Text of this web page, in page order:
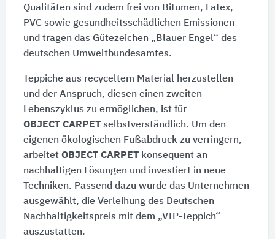
Qualitäten sind zudem frei von Bitumen, Latex,
PVC sowie gesundheitsschädlichen Emissionen
und tragen das Gütezeichen „ Blauer Engel“ des
deutschen Umweltbundesamtes.
Teppiche aus recyceltem Material herzustellen
und der Anspruch, diesen einen zweiten
Lebenszyklus zu ermöglichen, ist für
OBJECT CARPETselbstverständlich. Um den
eigenen ökologischen Fußabdruck zu verringern,
arbeitet OBJECT CARPETkonsequent an
nachhaltigen Lösungen und investiert in neue
Techniken. Passend dazu wurde das Unternehmen
ausgewählt, die Verleihung des Deutschen
Nachhaltigkeitspreis mit dem „VIP-Teppich“
auszustatten.